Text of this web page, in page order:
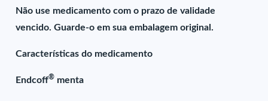
Não use medicamento com o prazo de validade
vencido. Guarde-o em sua embalagem original.
Características do medicamento
Endcoff® menta